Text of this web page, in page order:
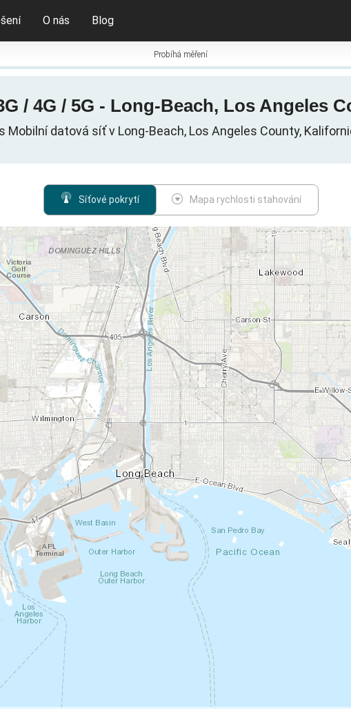
O nás Blog
Probíhá měření
/ 4G / 5G - Long-Beach, Los Angeles
Mobilní datová síť v Long-Beach, Los Angeles County,
Síťové pokrytí Mapa rychlosti stahování